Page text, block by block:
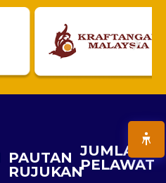
PAUTAN
RUJUKAN
JUMLAH
PELAWAT